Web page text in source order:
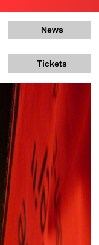
News
Tickets